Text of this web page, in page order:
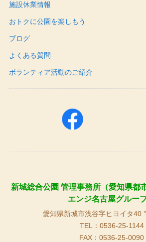
施設休業情報
おトクに公園を楽しもう
ブログ
よくある質問
ボランティア活動のご紹介
新城総合公園 管理事務所（愛知県都
エンジ名古屋グループ
愛知県新城市浅谷字ヒヨイタ40
TEL：0536-25-1144
FAX：0536-25-0090